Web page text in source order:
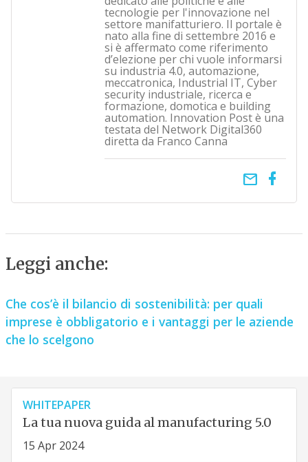
tecnologie per l'innovazione nel
settore manifatturiero. Il portale è
nato alla fine di settembre 2016 e
si è affermato come riferimento
d’elezione per chi vuole informarsi
su industria 4.0, automazione,
meccatronica, Industrial IT, Cyber
security industriale, ricerca e
formazione, domotica e building
automation. Innovation Post è una
testata del Network Digital360
diretta da Franco Canna
email
Leggi anche:
Che cos’è il bilancio di sostenibilità: per quali
imprese è obbligatorio e i vantaggi per le aziende
che lo scelgono
WHITEPAPER
La tua nuova guida al manufacturing 5.0
15 Apr 2024